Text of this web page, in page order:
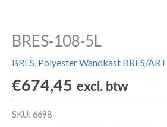
BRES-108-5L
BRES, Polyester Wandkast BRES/ART
€674,45 excl. btw
SKU: 6698